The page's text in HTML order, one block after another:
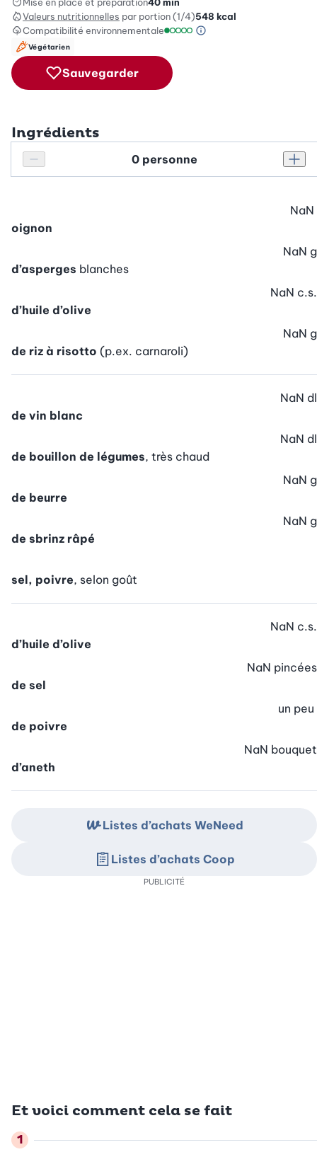
Mise en place et préparation40 min
Valeurs nutritionnelles par portion (1/4)548 kcal
Compatibilité environnementale
Information sur
Végétarien
Sauvegarder
Ingrédients
Réduire le nombre de personnes
Personnes
oignon
NaN
d’asperges blanches
NaN g
d’huile d’olive
NaN c.s.
de riz à risotto (p.ex. carnaroli)
NaN g
de vin blanc
NaN dl
de bouillon de légumes, très chaud
NaN dl
de beurre
NaN g
de sbrinz râpé
NaN g
sel, poivre, selon goût
d’huile d’olive
NaN c.s.
de sel
NaN pincées
de poivre
un peu
d’aneth
NaN bouquet
Et voici comment cela se fait
Listes d’achats WeNeed
Listes d’achats Coop
PUBLICITÉ